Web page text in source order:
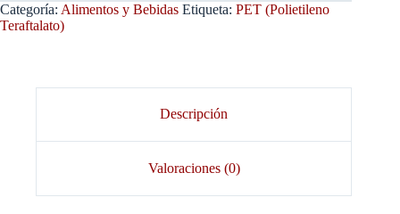
Categoría: Alimentos y Bebidas Etiqueta: PET (Polietileno
Teraftalato)
Descripción
Valoraciones (0)